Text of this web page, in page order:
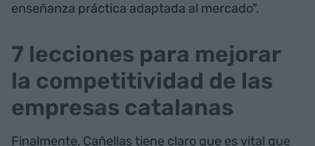
enseñanza práctica adaptada al mercado".
7 lecciones para mejorar
la competitividad de las
empresas catalanas
Finalmente, Cañellas tiene claro que es vital que